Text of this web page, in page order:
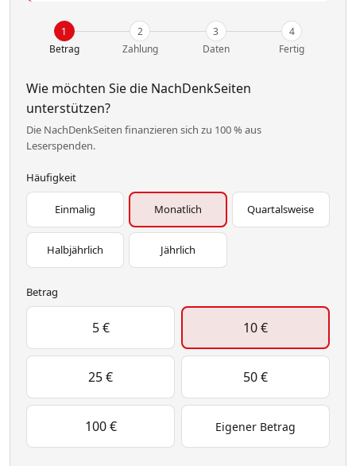
1
Betrag
2
Zahlung
3
Daten
4
Fertig
Wie möchten Sie die NachDenkSeiten
unterstützen?
Die NachDenkSeiten finanzieren sich zu 100 % aus
Leserspenden.
Häufigkeit
Einmalig Monatlich Quartalsweise
Halbjährlich Jährlich
Betrag
5 € 10 €
25 € 50 €
100 € Eigener Betrag